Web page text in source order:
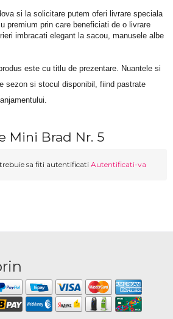
si la solicitare putem oferi livrare speciala
premium prin care beneficiati de o livrare
imbracati elegant la sacou, manusele albe
este cu titlu de prezentare. Nuantele si
sezon si stocul disponibil, fiind pastrate
Mini Brad Nr. 5
sa fiti autentificati Autentificati-va